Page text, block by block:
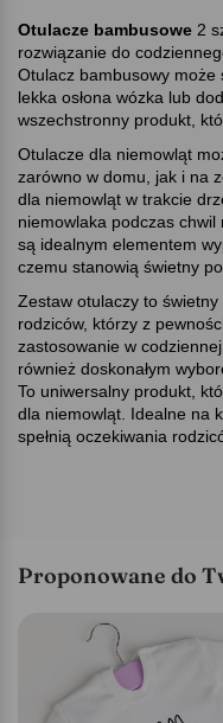
Otulacze bambusowe 2
rozwiązanie do
Otulacz bambusowy może
lekka osłona wózka lub
wszechstronny produkt,
Otulacze dla niemowląt
zarówno w domu, jak i na
dla niemowląt w trakcie
niemowlaka podczas
są idealnym elementem
czemu stanowią świetny
Zestaw otulaczy to świetny
rodziców, którzy z
zastosowanie w
również doskonałym
To uniwersalny produkt,
dla niemowląt. Idealne na
spełnią oczekiwania
Proponowane do